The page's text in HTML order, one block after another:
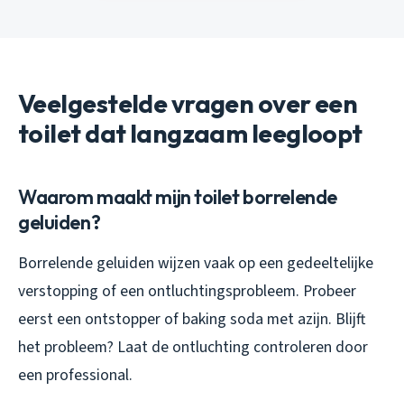
Veelgestelde vragen over een
toilet dat langzaam leegloopt
Waarom maakt mijn toilet borrelende
geluiden?
Borrelende geluiden wijzen vaak op een gedeeltelijke
verstopping of een ontluchtingsprobleem. Probeer
eerst een ontstopper of baking soda met azijn. Blijft
het probleem? Laat de ontluchting controleren door
een professional.